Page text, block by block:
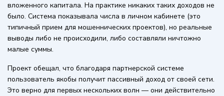
вложенного капитала. На практике никаких таких доходов не
было. Система показывала числа в личном кабинете (это
типичный прием для мошеннических проектов), но реальные
выводы либо не происходили, либо составляли ничтожно
малые суммы.
Проект обещал, что благодаря партнерской системе
пользователь якобы получит пассивный доход от своей сети.
Это верно для первых нескольких волн — они действительно